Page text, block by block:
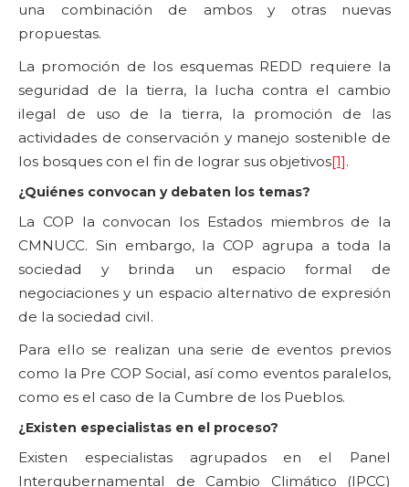
una combinación de ambos y otras nuevas
propuestas.
La promoción de los esquemas REDD requiere la
seguridad de la tierra, la lucha contra el cambio
ilegal de uso de la tierra, la promoción de las
actividades de conservación y manejo sostenible de
los bosques con el fin de lograr sus objetivos[1].
¿Quiénes convocan y debaten los temas?
La COP la convocan los Estados miembros de la
CMNUCC. Sin embargo, la COP agrupa a toda la
sociedad y brinda un espacio formal de
negociaciones y un espacio alternativo de expresión
de la sociedad civil.
Para ello se realizan una serie de eventos previos
como la Pre COP Social, así como eventos paralelos,
como es el caso de la Cumbre de los Pueblos.
¿Existen especialistas en el proceso?
Existen especialistas agrupados en el Panel
Intergubernamental de Cambio Climático (IPCC)